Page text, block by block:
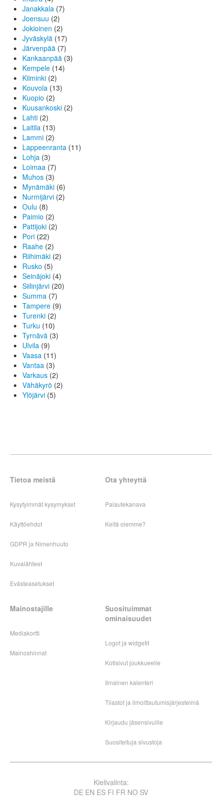
Janakkala (7)
Joensuu (2)
Jokioinen (2)
Jyväskylä (17)
Järvenpää (7)
Kankaanpää (3)
Kempele (14)
Kiiminki (2)
Kouvola (13)
Kuopio (2)
Kuusankoski (2)
Lahti (2)
Laitila (13)
Lammi (2)
Lappeenranta (11)
Lohja (3)
Loimaa (7)
Muhos (3)
Mynämäki (6)
Nurmijärvi (2)
Oulu (8)
Paimio (2)
Pattijoki (2)
Pori (22)
Raahe (2)
Riihimäki (2)
Rusko (5)
Seinäjoki (4)
Siilinjärvi (20)
Summa (7)
Tampere (9)
Turenki (2)
Turku (10)
Tyrnävä (3)
Ulvila (9)
Vaasa (11)
Vantaa (3)
Varkaus (2)
Vähäkyrö (2)
Ylöjärvi (5)
Tietoa meistä
Kysytyimmät kysymykset
Käyttöehdot
GDPR ja Nimenhuuto
Kuvalähteet
Evästeasetukset
Ota yhteyttä
Palautekanava
Keitä olemme?
Mainostajille
Mediakortti
Mainoshinnat
Suosituimmat
ominaisuudet
Logot ja widgetit
Kotisivut joukkueelle
Ilmainen kalenteri
Tilastot ja ilmoittautumisjärjestelmä
Kirjaudu jäsensivuille
Suositeltuja sivustoja
Kielivalinta:
DE EN ES FI FR NO SV